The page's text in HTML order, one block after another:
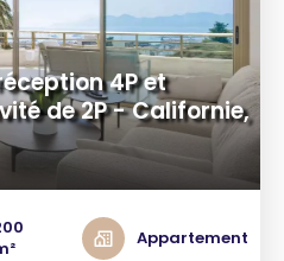
4P et
de 2P - Californie,
Appartement